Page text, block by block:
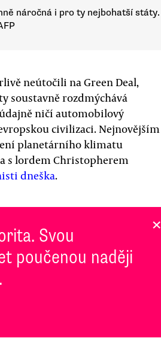
náročná i pro ty nejbohatší státy.
neútočili na Green Deal,
soustavně rozdmýchává
ničí automobilový
civilizaci. Nejnovějším
planetárního klimatu
s lordem Christopherem
dneška.
Svou
poučenou naději
×